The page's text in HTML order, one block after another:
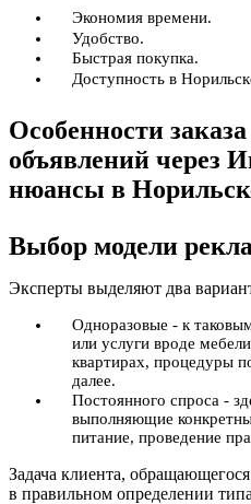
Экономия времени.
Удобство.
Быстрая покупка.
Доступность в
Особенности
объявлений через
нюансы в
Выбор модели
Эксперты выделяют два
Одноразовые - к
или услуги вроде
квартирах, процедуры
далее.
Постоянного спроса -
выполняющие
питание, проведение
Задача клиента,
в правильном определении